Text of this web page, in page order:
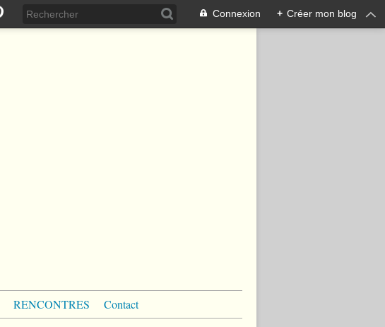
Connexion + Créer mon blog
RENCONTRES Contact